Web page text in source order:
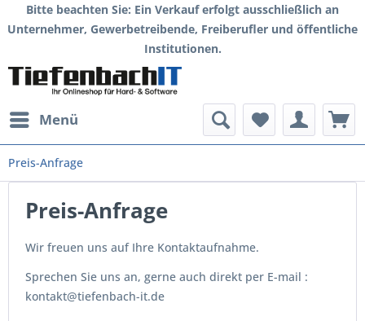
Bitte beachten Sie: Ein Verkauf erfolgt ausschließlich an
Unternehmer, Gewerbetreibende, Freiberufler und öffentliche
Institutionen.
Menü
Preis-Anfrage
Preis-Anfrage
Wir freuen uns auf Ihre Kontaktaufnahme.
Sprechen Sie uns an, gerne auch direkt per E-mail :
kontakt@tiefenbach-it.de